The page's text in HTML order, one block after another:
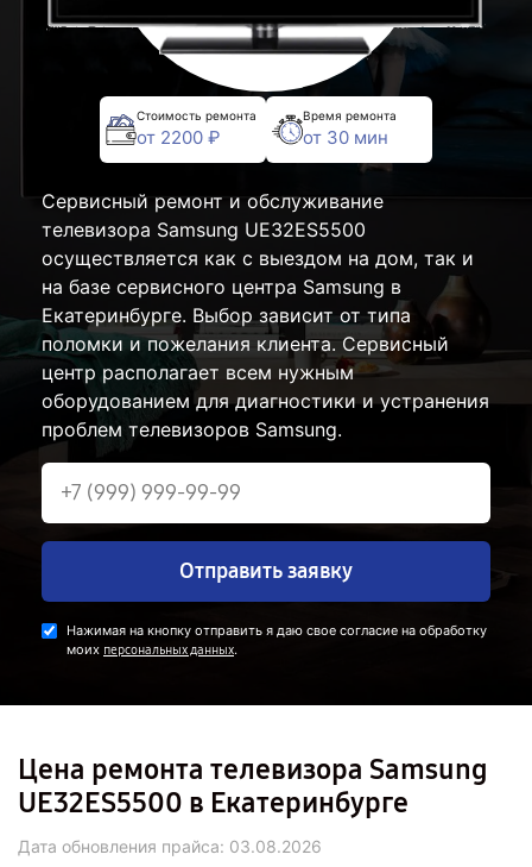
Стоимость ремонта
от 2200 ₽
Время ремонта
от 30 мин
Сервисный ремонт и обслуживание
телевизора Samsung UE32ES5500
осуществляется как с выездом на дом, так и
на базе сервисного центра Samsung в
Екатеринбурге. Выбор зависит от типа
поломки и пожелания клиента. Сервисный
центр располагает всем нужным
оборудованием для диагностики и устранения
проблем телевизоров Samsung.
Отправить заявку
Нажимая на кнопку отправить я даю свое согласие на обработку
моих персональных данных.
Цена ремонта телевизора Samsung
UE32ES5500 в Екатеринбурге
Дата обновления прайса: 03.08.2026